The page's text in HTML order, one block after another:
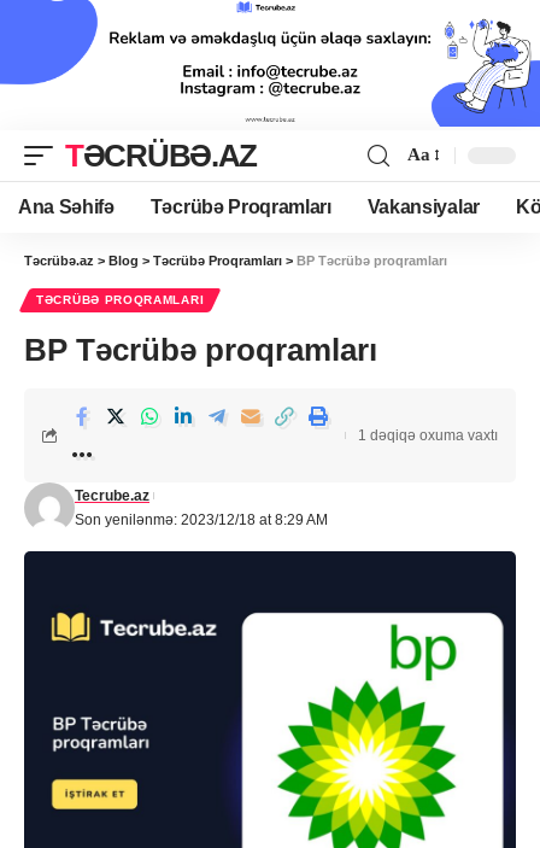
TƏCRÜBƏ.AZ Aa
Ana Səhifə Təcrübə Proqramları Vakansiyalar
Təcrübə.az > Blog > Təcrübə Proqramları > BP Təcrübə proqramları
TƏCRÜBƏ PROQRAMLARI
BP Təcrübə proqramları
Son yenilənmə: 2023/12/18 at 8:29 AM
Tecrube.az
1 dəqiqə oxuma vaxtı